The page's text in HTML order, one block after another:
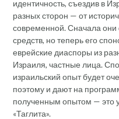
идентичность, съездив в
разных сторон — от
современной. Сначала они
средств, но теперь его
еврейские диаспоры из
Израиля, частные лица.
израильский опыт будет
поэтому и дают на
полученным опытом — это
«Таглита».